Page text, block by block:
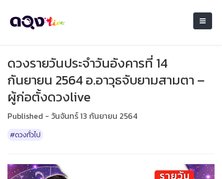
ดวงรายวันประจำวันอังคารที่ 14
กันยายน 2564 อ.อาวุธจับยามสามตา –
ผู้ก่อตั้งดวงlive
Published - วันจันทร์ 13 กันยายน 2564
#ดวงทั่วไป